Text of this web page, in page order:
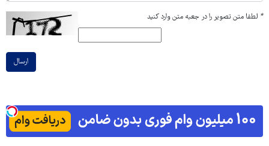
* لطفا متن تصویر را در جعبه متن وارد کنید
ارسال